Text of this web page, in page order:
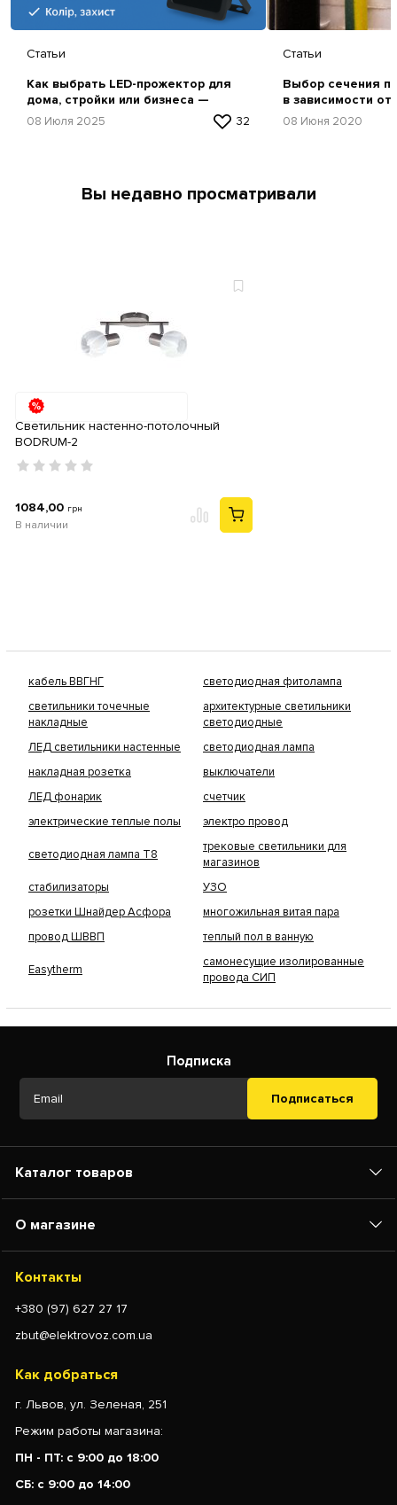
Статьи
Как выбрать LED-прожектор для
дома, стройки или бизнеса —
простая инструкция
08 Июля 2025 32
Статьи
Выбор сечения
в зависимости
08 Июня 2020
Вы недавно просматривали
Светильник настенно-потолочный
BODRUM-2
1084,00 грн
В наличии
кабель ВВГНГ
светодиодная фитолампа
светильники точечные
накладные
архитектурные светильники
светодиодные
ЛЕД светильники настенные
светодиодная лампа
накладная розетка
выключатели
ЛЕД фонарик
счетчик
электрические теплые полы
электро провод
светодиодная лампа Т8
трековые светильники для
магазинов
стабилизаторы
УЗО
розетки Шнайдер Асфора
многожильная витая пара
провод ШВВП
теплый пол в ванную
Easytherm
самонесущие изолированные
провода СИП
Подписка
Подписаться
Каталог товаров
О магазине
Контакты
+380 (97) 627 27 17
zbut@elektrovoz.com.ua
Как добраться
г. Львов, ул. Зеленая, 251
Режим работы магазина:
ПН - ПТ: с 9:00 до 18:00
СБ: с 9:00 до 14:00